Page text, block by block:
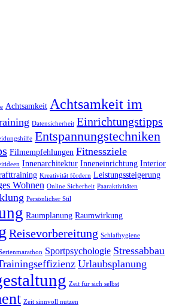
Achtsamkeit Achtsamkeit im
Datensicherheit Einrichtungstipps
Entspannungstechniken
Filmempfehlungen Fitnessziele
Innenarchitektur Inneneinrichtung Interior
Kreativität fördern Leistungssteigerung
Wohnen Online Sicherheit Paaraktivitäten
Persönlicher Stil
Raumplanung Raumwirkung
Reisevorbereitung Schlafhygiene
Sportpsychologie Stressabbau
Urlaubsplanung
Zeit für sich selbst
Zeit sinnvoll nutzen